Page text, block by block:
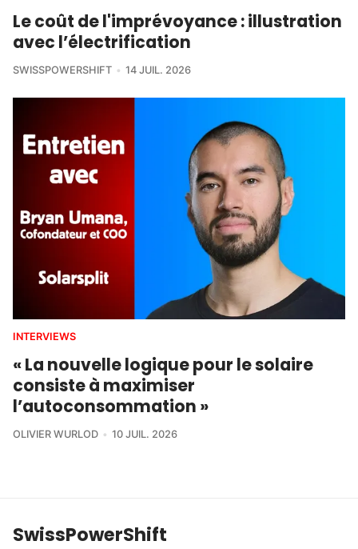
Le coût de l'imprévoyance : illustration
avec l’électrification
SWISSPOWERSHIFT 14 JUIL. 2026
INTERVIEWS
« La nouvelle logique pour le solaire
consiste à maximiser
l’autoconsommation »
OLIVIER WURLOD 10 JUIL. 2026
SwissPowerShift